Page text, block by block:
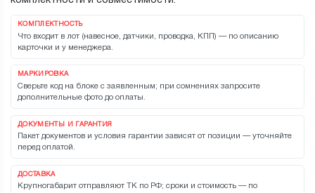
КОМПЛЕКТНОСТЬ
Что входит в лот (навесное, датчики, проводка, КПП) — по описанию
карточки и у менеджера.
МАРКИРОВКА
Сверьте код на блоке с заявленным; при сомнениях запросите
дополнительные фото до оплаты.
ДОКУМЕНТЫ И ГАРАНТИЯ
Пакет документов и условия гарантии зависят от позиции — уточняйте
перед оплатой.
ДОСТАВКА
Крупногабарит отправляют ТК по РФ; сроки и стоимость — по